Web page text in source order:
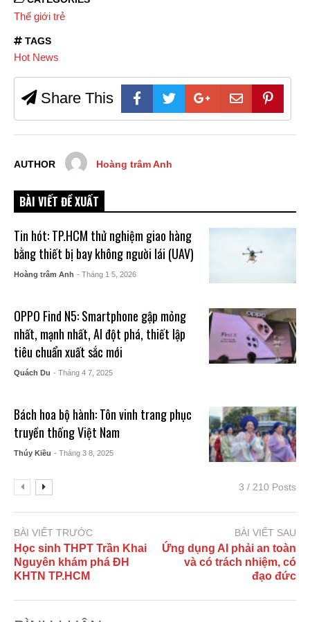
Thế giới trẻ
TAGS
Hot News
Share This
AUTHOR Hoàng trâm Anh
BÀI VIẾT ĐỀ XUẤT
Tin hót: TP.HCM thử nghiệm giao hàng
bằng thiết bị bay không người lái (UAV)
Hoàng trâm Anh - Tháng 1 5, 2026
OPPO Find N5: Smartphone gập mỏng
nhất, mạnh nhất, AI đột phá, thiết lập
tiêu chuẩn xuất sắc mới
Quách Du - Tháng 4 7, 2025
Bách hoa bộ hành: Tôn vinh trang phục
truyền thống Việt Nam
Thúy Kiều - Tháng 3 8, 2025
3 / 210 Posts
BÀI VIẾT TRƯỚC
Học sinh THPT Trần Khai
Nguyên khám phá ĐH
KHTN TP.HCM
BÀI VIẾT SAU
Ứng dụng AI phải an toàn
và có trách nhiệm, có
đạo đức